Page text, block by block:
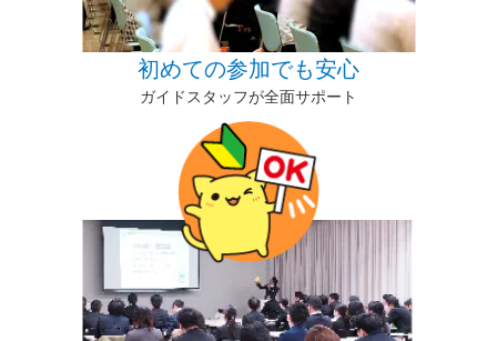
初めての参加でも安心
ガイドスタッフが全面サポート